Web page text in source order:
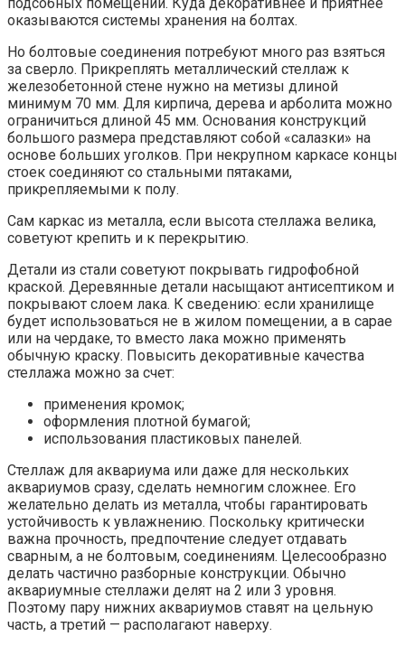
оказываются системы хранения на болтах.
Но болтовые соединения потребуют много раз взяться
за сверло. Прикреплять металлический стеллаж к
железобетонной стене нужно на метизы длиной
минимум 70 мм. Для кирпича, дерева и арболита можно
ограничиться длиной 45 мм. Основания конструкций
большого размера представляют собой «салазки» на
основе больших уголков. При некрупном каркасе концы
стоек соединяют со стальными пятаками,
прикрепляемыми к полу.
Сам каркас из металла, если высота стеллажа велика,
советуют крепить и к перекрытию.
Детали из стали советуют покрывать гидрофобной
краской. Деревянные детали насыщают антисептиком и
покрывают слоем лака. К сведению: если хранилище
будет использоваться не в жилом помещении, а в сарае
или на чердаке, то вместо лака можно применять
обычную краску. Повысить декоративные качества
стеллажа можно за счет:
применения кромок;
оформления плотной бумагой;
использования пластиковых панелей.
Стеллаж для аквариума или даже для нескольких
аквариумов сразу, сделать немногим сложнее. Его
желательно делать из металла, чтобы гарантировать
устойчивость к увлажнению. Поскольку критически
важна прочность, предпочтение следует отдавать
сварным, а не болтовым, соединениям. Целесообразно
делать частично разборные конструкции. Обычно
аквариумные стеллажи делят на 2 или 3 уровня.
Поэтому пару нижних аквариумов ставят на цельную
часть, а третий — располагают наверху.